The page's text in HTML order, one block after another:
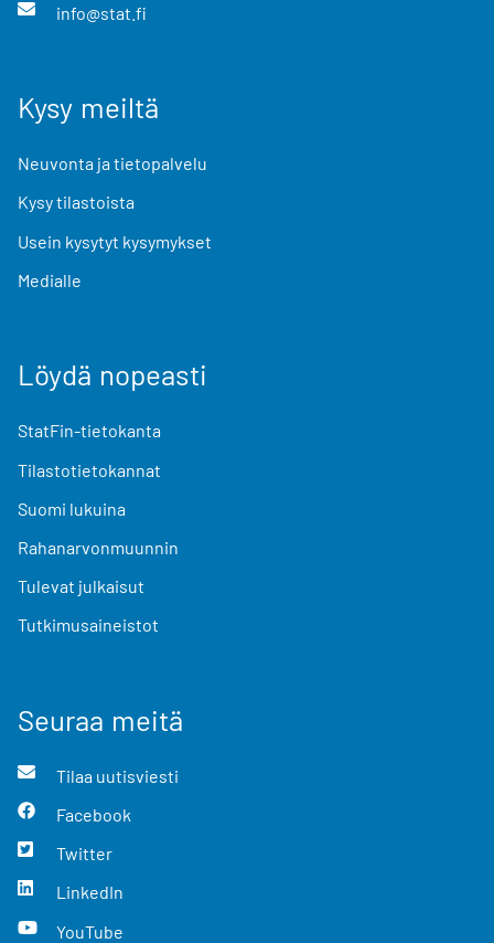
info@stat.fi
Kysy meiltä
Neuvonta ja tietopalvelu
Kysy tilastoista
Usein kysytyt kysymykset
Medialle
Löydä nopeasti
StatFin-tietokanta
Tilastotietokannat
Suomi lukuina
Rahanarvonmuunnin
Tulevat julkaisut
Tutkimusaineistot
Seuraa meitä
Tilaa uutisviesti
Facebook
Twitter
LinkedIn
YouTube